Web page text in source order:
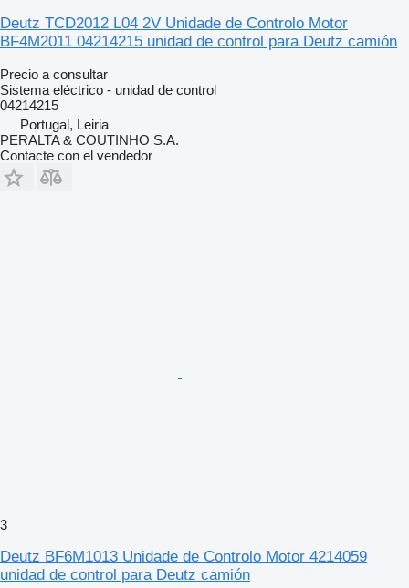
Deutz TCD2012 L04 2V Unidade de Controlo Motor
BF4M2011 04214215 unidad de control para Deutz camión
Precio a consultar
Sistema eléctrico - unidad de control
04214215
Portugal, Leiria
PERALTA & COUTINHO S.A.
Contacte con el vendedor
3
Deutz BF6M1013 Unidade de Controlo Motor 4214059
unidad de control para Deutz camión